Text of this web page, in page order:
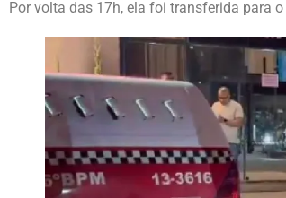
Por volta das 17h, ela foi transferida para